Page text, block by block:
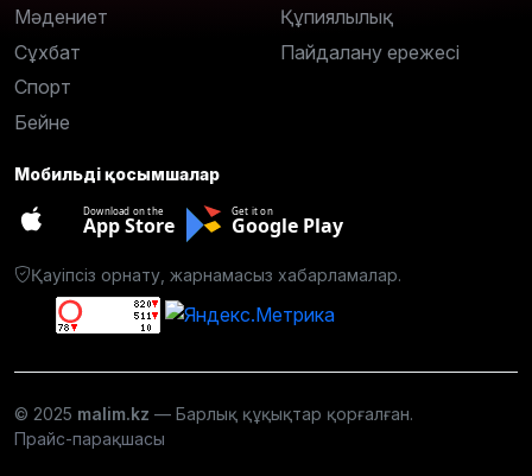
Мәдениет
Сұхбат
Спорт
Бейне
Құпиялылық
Пайдалану ережесі
Мобильді қосымшалар
Download on the
App Store
Get it on
Google Play
Қауіпсіз орнату, жарнамасыз хабарламалар.
© 2025 malim.kz — Барлық құқықтар қорғалған.
Прайс-парақшасы